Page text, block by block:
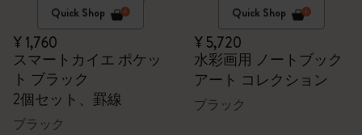
Quick Shop
¥ 1,760
スマートカイエ ポケッ
ト ブラック
2個セット、罫線
ブラック
Quick Shop
¥ 5,720
水彩画用 ノートブック
アート コレクション
ブラック